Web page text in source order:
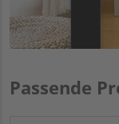
Passende